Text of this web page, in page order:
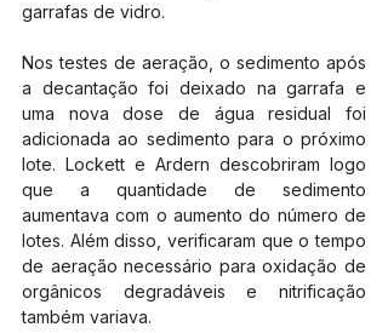
garrafas de vidro.
Nos testes de aeração, o sedimento após
a decantação foi deixado na garrafa e
uma nova dose de água residual foi
adicionada ao sedimento para o próximo
lote. Lockett e Ardern descobriram logo
que a quantidade de sedimento
aumentava com o aumento do número de
lotes. Além disso, verificaram que o tempo
de aeração necessário para oxidação de
orgânicos degradáveis e nitrificação
também variava.